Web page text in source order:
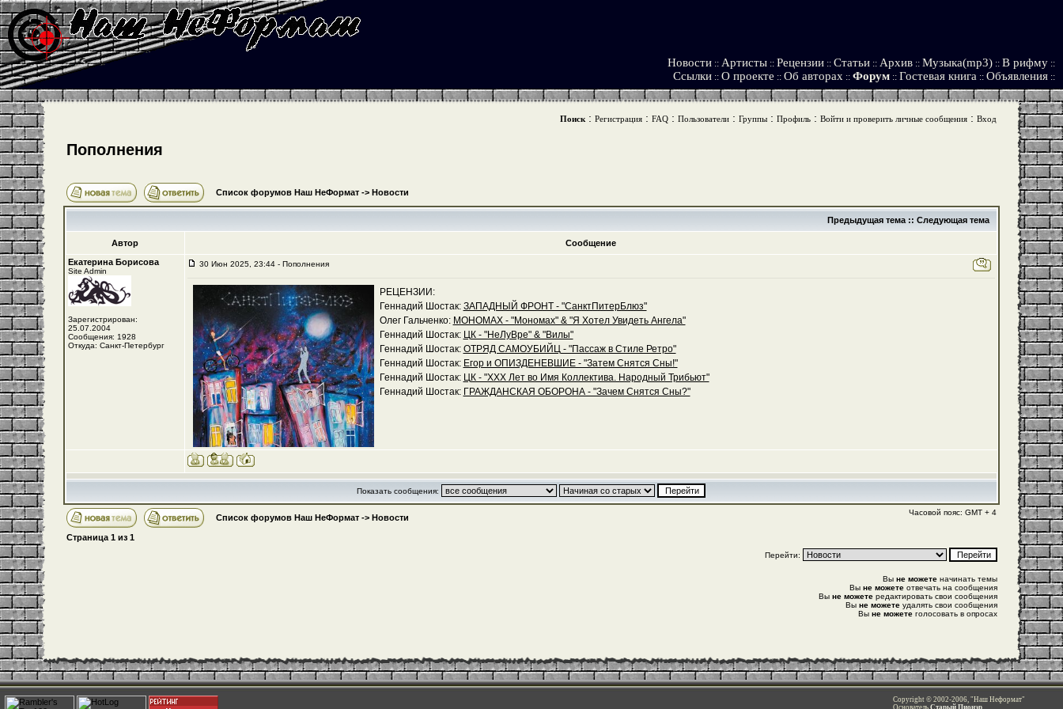
Новости :: Артисты :: Рецензии :: Статьи :: Архив :: Музыка(mp3) :: В рифму ::
Ссылки :: О проекте :: Об авторах :: Форум :: Гостевая книга :: Объявления ::
Поиск: Регистрация: FAQ: Пользователи: Группы: Профиль: Войти и проверить личные сообщения: Вход
Пополнения
Список форумов Наш НеФормат-> Новости
Предыдущая тема:: Следующая тема
Автор
Сообщение
Екатерина Борисова
Site Admin
Зарегистрирован:
25.07.2004
Сообщения: 1928
Откуда: Санкт-Петербург
30 Июн 2025, 23:44 - Пополнения
РЕЦЕНЗИИ:
Геннадий Шостак: ЗАПАДНЫЙ ФРОНТ - "СанктПитерБлюз"
Олег Гальченко: МОНОМАХ - "Мономах" & "Я Хотел Увидеть Ангела"
Геннадий Шостак: ЦК - "НеЛуВре" & "Вилы"
Геннадий Шостак: ОТРЯД САМОУБИЙЦ - "Пассаж в Стиле Ретро"
Геннадий Шостак: Егор и ОПИЗДЕНЕВШИЕ - "Затем Снятся Сны!"
Геннадий Шостак: ЦК - "XXX Лет во Имя Коллектива. Народный Трибьют"
Геннадий Шостак: ГРАЖДАНСКАЯ ОБОРОНА - "Зачем Снятся Сны?"
Показать сообщения:
Список форумов Наш НеФормат-> Новости
Часовой пояс: GMT + 4
Страница 1из 1
Перейти:
Вы не можетеначинать темы
Вы не можетеотвечать на сообщения
Вы не можетередактировать свои сообщения
Вы не можетеудалять свои сообщения
Вы не можетеголосовать в опросах
Copyright © 2002-2006, "Наш Неформат"
Основатель Старый Пионэр